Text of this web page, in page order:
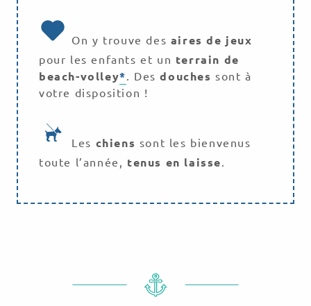
On y trouve des aires de jeux
pour les enfants et un terrain de
beach-volley*. Desdouches sont à
votre disposition !
Les chiens sont les bienvenus
toute l’année, tenus en laisse.